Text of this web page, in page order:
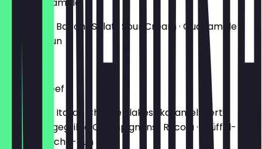
100% Beef · Bacon · Salat · Sour Cream · Guacamole ·
Brioche-Bun
Truffled Beef
100% Beef · Italian Cheese Flakes · karamellisierte
Zwiebeln · gegrillte Champignons · Rucola · Trüffel-
Mayo · Brioche-Bun